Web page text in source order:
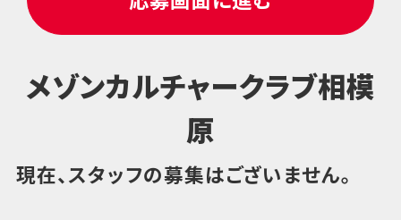
メゾンカルチャークラブ相模
原
現在、スタッフの募集はございません。